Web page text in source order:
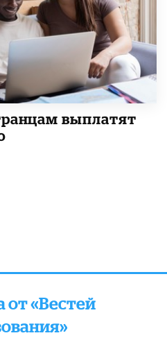
выплатят
от «Вестей